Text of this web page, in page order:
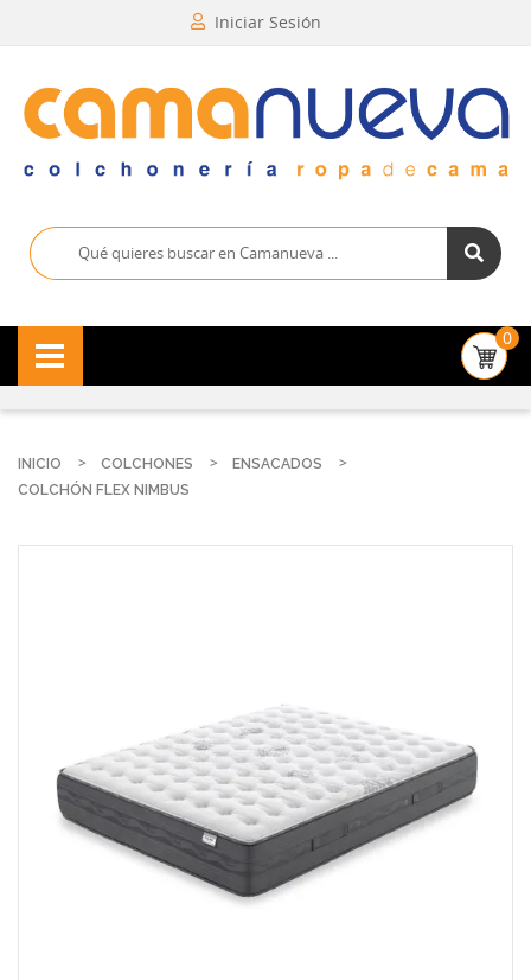
Iniciar Sesión
0
INICIO COLCHONES
ENSACADOS
COLCHÓN FLEX NIMBUS